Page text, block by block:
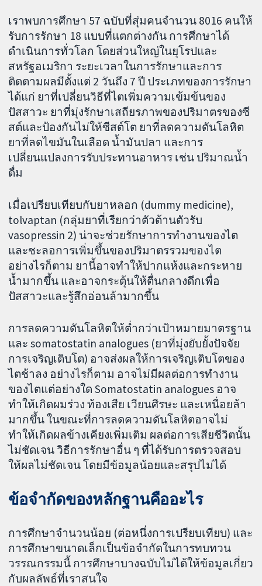
เราพบการศึกษา 57 ฉบับที่สุ่มคนจำนวน 8016 คนให้
รับการรักษา 18 แบบที่แตกต่างกัน การศึกษาได้
ดำเนินการทั่วโลก โดยส่วนใหญ่ในยุโรปและ
สหรัฐอเมริกา ระยะเวลาในการรักษาและการ
ติดตามผลมีตั้งแต่ 2 วันถึง 7 ปี ประเภทของการรักษา
ได้แก่ ยาที่เปลี่ยนวิธีที่ไตเพิ่มความเข้มข้นของ
ปัสสาวะ ยาที่มุ่งรักษาเสถียรภาพของปริมาตรของซี
สต์และป้องกันไม่ให้ซีสต์โต ยาที่ลดความดันโลหิต
ยาที่ลดไขมันในเลือด น้ำมันปลา และการ
เปลี่ยนแปลงการรับประทานอาหาร เช่น ปริมาณน้ำ
ดื่ม
เมื่อเปรียบเทียบกับยาหลอก (dummy medicine),
tolvaptan (กลุ่มยาที่เรียกว่าตัวต้านตัวรับ
vasopressin 2) น่าจะช่วยรักษาการทำงานของไต
และชะลอการเพิ่มขึ้นของปริมาตรรวมของไต
อย่างไรก็ตาม ยานี้อาจทำให้ปากแห้งและกระหาย
น้ำมากขึ้น และอาจกระตุ้นให้ตื่นกลางดึกเพื่อ
ปัสสาวะและรู้สึกอ่อนล้ามากขึ้น
การลดความดันโลหิตให้ต่ำกว่าเป้าหมายมาตรฐาน
และ somatostatin analogues (ยาที่มุ่งยับยั้งปัจจัย
การเจริญเติบโต) อาจส่งผลให้การเจริญเติบโตของ
ไตช้าลง อย่างไรก็ตาม อาจไม่มีผลต่อการทำงาน
ของไตแต่อย่างใด Somatostatin analogues อาจ
ทำให้เกิดผมร่วง ท้องเสีย เวียนศีรษะ และเหนื่อยล้า
มากขึ้น ในขณะที่การลดความดันโลหิตอาจไม่
ทำให้เกิดผลข้างเคียงเพิ่มเติม ผลต่อการเสียชีวิตนั้น
ไม่ชัดเจน วิธีการรักษาอื่น ๆ ที่ได้รับการตรวจสอบ
ให้ผลไม่ชัดเจน โดยมีข้อมูลน้อยและสรุปไม่ได้
ข้อจำกัดของหลักฐานคืออะไร
การศึกษาจำนวนน้อย (ต่อหนึ่งการเปรียบเทียบ) และ
การศึกษาขนาดเล็กเป็นข้อจำกัดในการทบทวน
วรรณกรรมนี้ การศึกษาบางฉบับไม่ได้ให้ข้อมูลเกี่ยว
กับผลลัพธ์ที่เราสนใจ